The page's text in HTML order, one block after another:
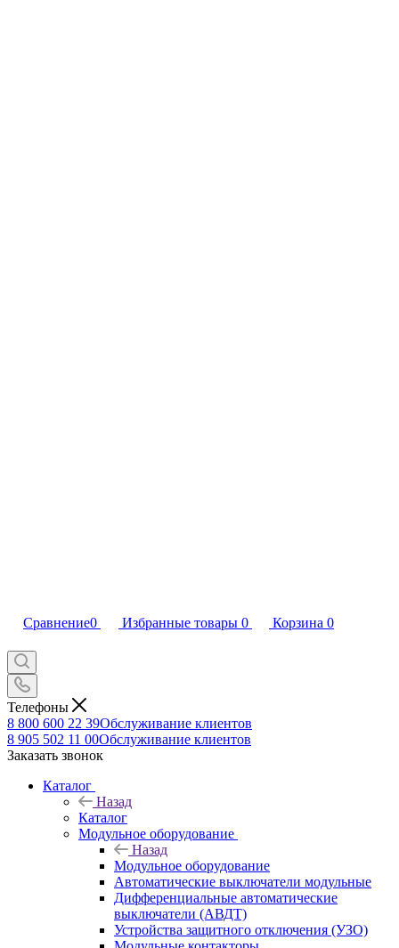
Сравнение0 Избранные товары 0 Корзина 0
Телефоны
8 800 600 22 39Обслуживание клиентов
8 905 502 11 00Обслуживание клиентов
Заказать звонок
Каталог
Назад
Каталог
Модульное оборудование
Назад
Модульное оборудование
Автоматические выключатели модульные
Дифференциальные автоматические
выключатели (АВДТ)
Устройства защитного отключения (УЗО)